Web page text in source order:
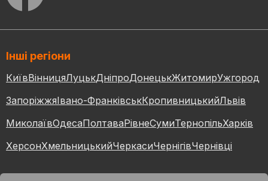
Інші регіони
КиївВінницяЛуцькДніпроДонецькЖитомирУжгород
ЗапоріжжяІвано-ФранківськКропивницькийЛьвів
МиколаївОдесаПолтаваРівнеСумиТернопільХарків
ХерсонХмельницькийЧеркасиЧернігівЧернівці